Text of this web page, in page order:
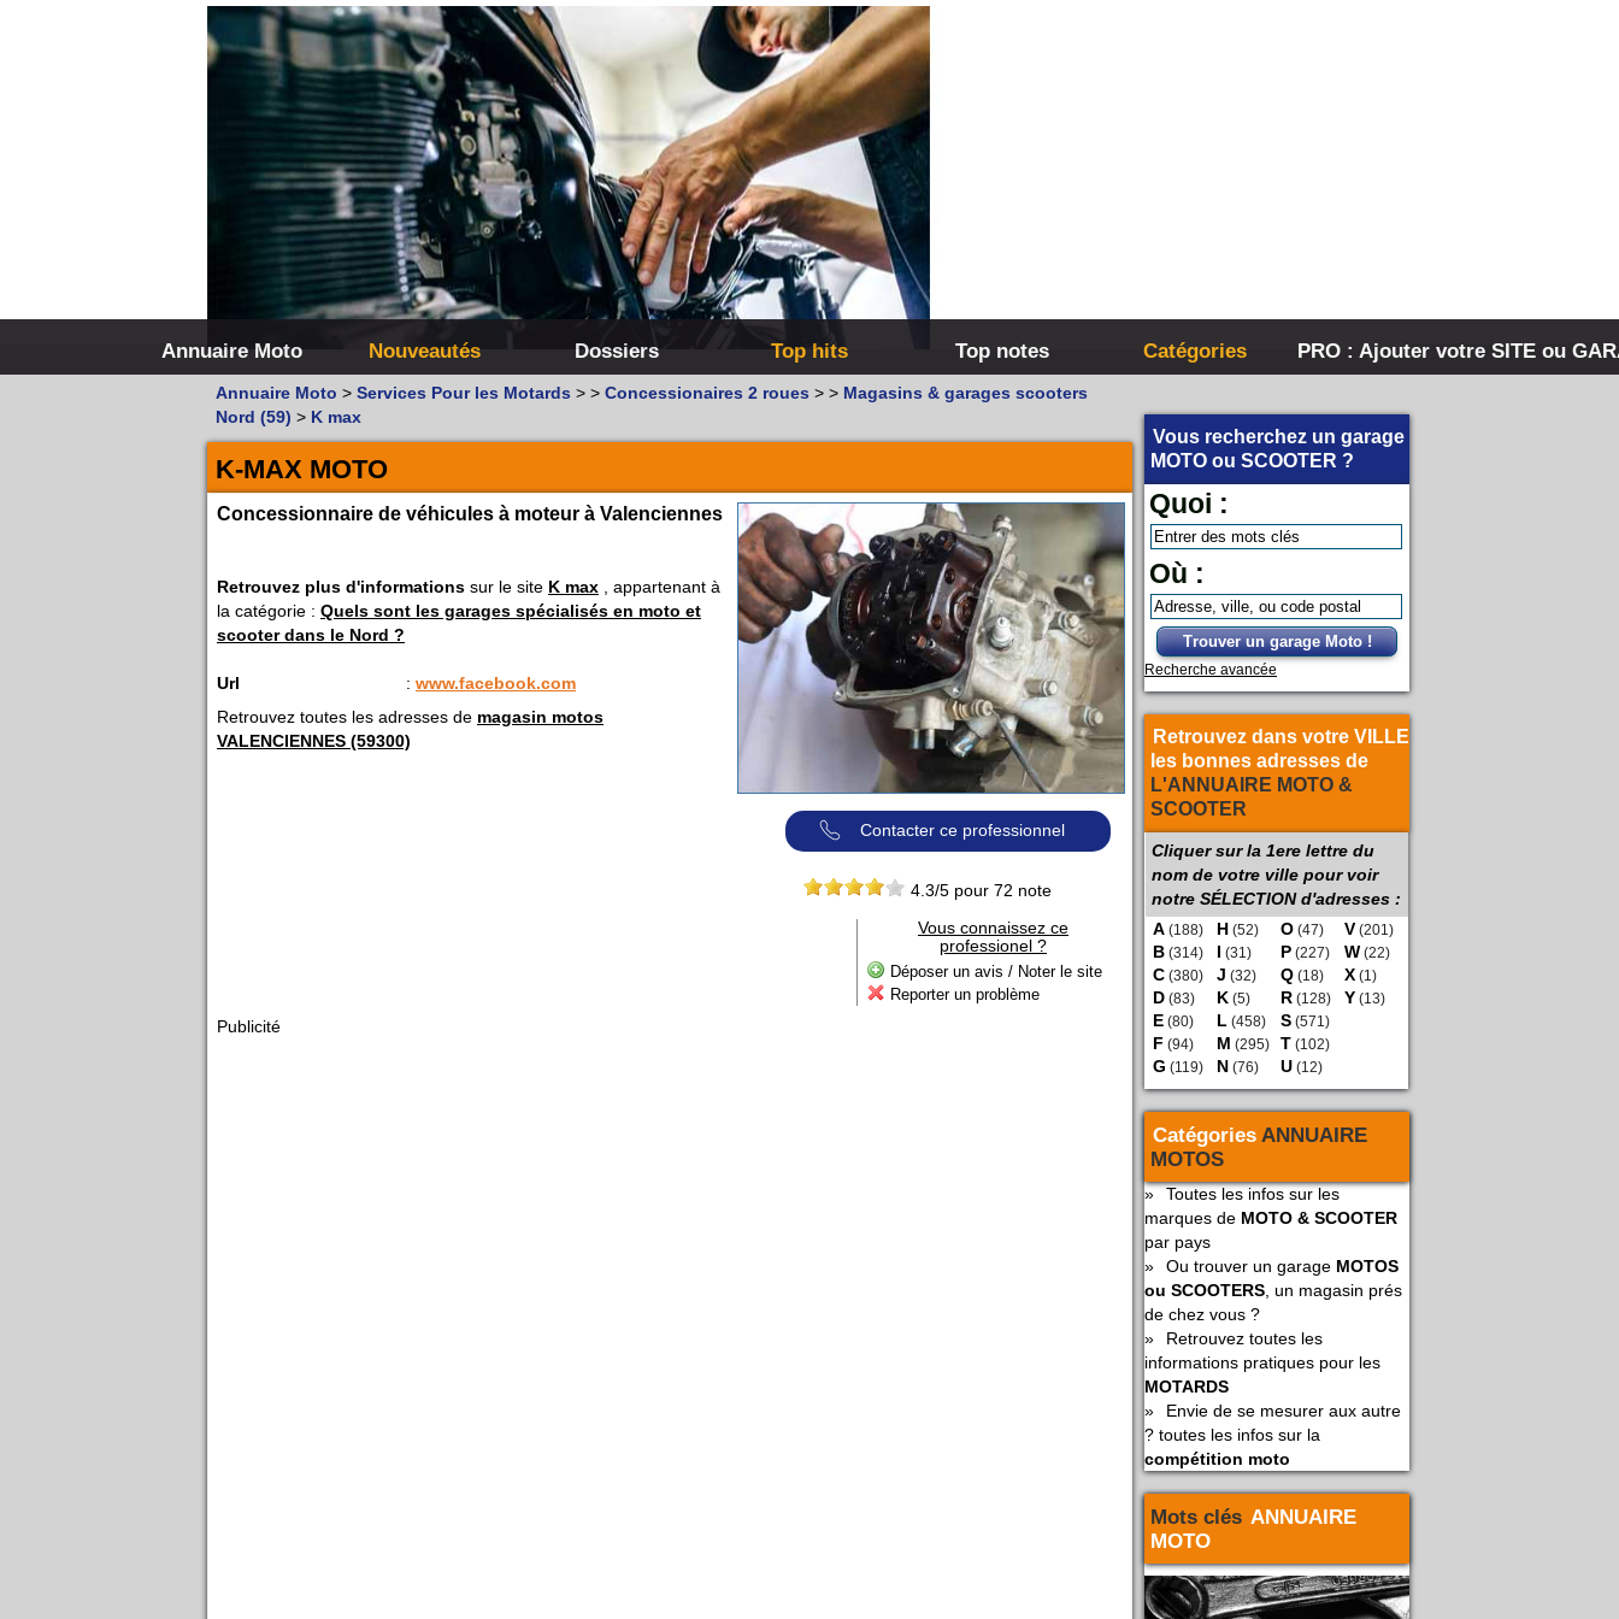
Annuaire Moto Nouveautés Dossiers Top hits Top notes Catégories PRO : Ajouter votre SITE ou
Vous recherchez un garage
MOTO ou SCOOTER ?
Quoi :
Où :
Trouver un garage Moto !
Recherche avancée
Retrouvez dans votre VILLE
les bonnes adresses de
L'ANNUAIRE MOTO &
SCOOTER
Cliquer sur la 1ere lettre du
nom de votre ville pour voir
notre SÉLECTION d'adresses :
A (188)
B (314)
C (380)
D (83)
E (80)
F (94)
G (119)
H (52)
I (31)
J (32)
K (5)
L (458)
M (295)
N (76)
O (47)
P (227)
Q (18)
R (128)
S (571)
T (102)
U (12)
V (201)
W (22)
X (1)
Y (13)
Catégories ANNUAIRE
MOTOS
»
Toutes les infos sur les
marques de MOTO & SCOOTER
par pays
»
Ou trouver un garage MOTOS
ou SCOOTERS , un magasin prés
de chez vous ?
»
Retrouvez toutes les
informations pratiques pour les
MOTARDS
»
Envie de se mesurer aux autre
? toutes les infos sur la
compétition moto
Mots clés ANNUAIRE
MOTO
Annuaire Moto > Services Pour les Motards > > Concessionaires 2 roues > > Magasins & garages scooters
Nord (59) > K max
K-MAX MOTO
Contacter ce professionnel
4.3/5 pour 72 note
Vous connaissez ce
professionel ?
Déposer un avis / Noter le site
Reporter un problème
Concessionnaire de véhicules à moteur à Valenciennes
Retrouvez plus d'informations sur le site K max , appartenant à
la catégorie : Quels sont les garages spécialisés en moto et
scooter dans le Nord ?
Url : www.facebook.com
Retrouvez toutes les adresses de magasin motos
VALENCIENNES (59300)
Publicité